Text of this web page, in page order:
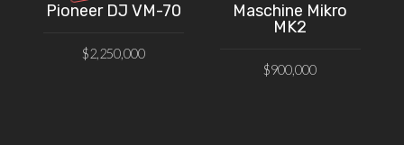
Pioneer DJ VM-70
$2,250,000
Maschine Mikro
MK2
$900,000